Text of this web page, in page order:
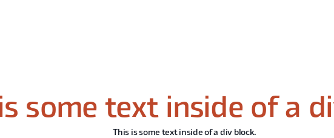
is some text inside of a
This is some text inside of a div block.